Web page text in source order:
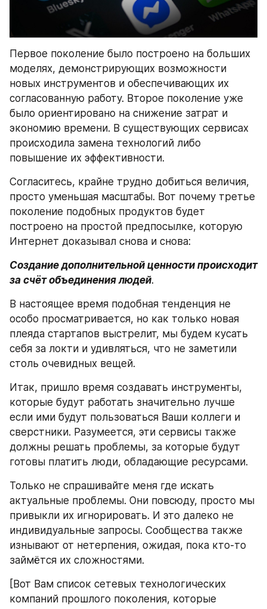
Первое поколение было построено на больших
моделях, демонстрирующих возможности
новых инструментов и обеспечивающих их
согласованную работу. Второе поколение уже
было ориентировано на снижение затрат и
экономию времени. В существующих сервисах
происходила замена технологий либо
повышение их эффективности.
Согласитесь, крайне трудно добиться величия,
просто уменьшая масштабы. Вот почему третье
поколение подобных продуктов будет
построено на простой предпосылке, которую
Интернет доказывал снова и снова:
Создание дополнительной ценности происходит
за счёт объединения людей.
В настоящее время подобная тенденция не
особо просматривается, но как только новая
плеяда стартапов выстрелит, мы будем кусать
себя за локти и удивляться, что не заметили
столь очевидных вещей.
Итак, пришло время создавать инструменты,
которые будут работать значительно лучше
если ими будут пользоваться Ваши коллеги и
сверстники. Разумеется, эти сервисы также
должны решать проблемы, за которые будут
готовы платить люди, обладающие ресурсами.
Только не спрашивайте меня где искать
актуальные проблемы. Они повсюду, просто мы
привыкли их игнорировать. И это далеко не
индивидуальные запросы. Сообщества также
изнывают от нетерпения, ожидая, пока кто-то
займётся их сложностями.
[Вот Вам список сетевых технологических
компаний прошлого поколения, которые